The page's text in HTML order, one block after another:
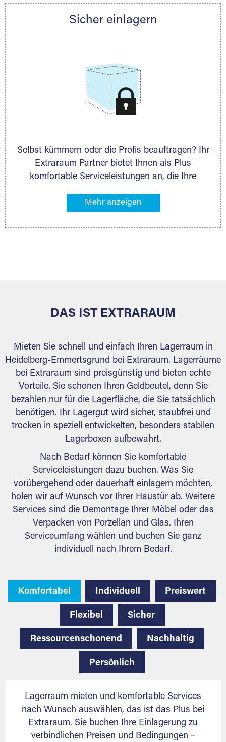
persönlich hinsichtlich Lagervolumen und zu
Sicher einlagern
Selbst kümmern oder die Profis beauftragen? Ihr
Extraraum Partner bietet Ihnen als Plus
komfortable Serviceleistungen an, die Ihre
gehören z. B. Verpackungsservice, Lieferung von
Ihr Lagergut wird bei Ihrem Extraraum Partner
DAS IST EXTRARAUM
Mieten Sie schnell und einfach Ihren Lagerraum in
Heidelberg-Emmertsgrund bei Extraraum. Lagerräume
bei Extraraum sind preisgünstig und bieten echte
Vorteile. Sie schonen Ihren Geldbeutel, denn Sie
bezahlen nur für die Lagerfläche, die Sie tatsächlich
benötigen. Ihr Lagergut wird sicher, staubfrei und
trocken in speziell entwickelten, besonders stabilen
Lagerboxen aufbewahrt.
Nach Bedarf können Sie komfortable
Serviceleistungen dazu buchen. Was Sie
vorübergehend oder dauerhaft einlagern möchten,
holen wir auf Wunsch vor Ihrer Haustür ab. Weitere
Services sind die Demontage Ihrer Möbel oder das
Verpacken von Porzellan und Glas. Ihren
Serviceumfang wählen und buchen Sie ganz
individuell nach Ihrem Bedarf.
Komfortabel Individuell Preiswert
Flexibel Sicher
Ressourcenschonend Nachhaltig
Persönlich
Lagerraum mieten und komfortable Services
nach Wunsch auswählen, das ist das Plus bei
Extraraum. Sie buchen Ihre Einlagerung zu
verbindlichen Preisen und Bedingungen –